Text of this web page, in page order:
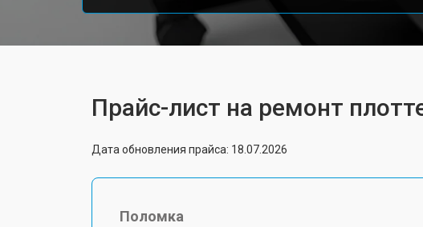
Прайс-лист на ремонт
Дата обновления прайса: 18.07.2026
Поломка